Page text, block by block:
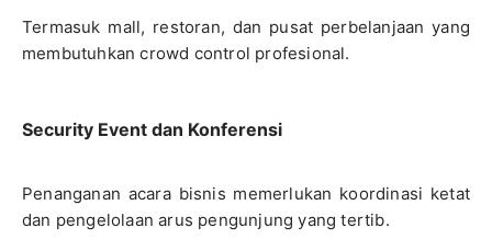
Termasuk mall, restoran, dan pusat perbelanjaan yang
membutuhkan crowd control profesional.
Security Event dan Konferensi
Penanganan acara bisnis memerlukan koordinasi ketat
dan pengelolaan arus pengunjung yang tertib.